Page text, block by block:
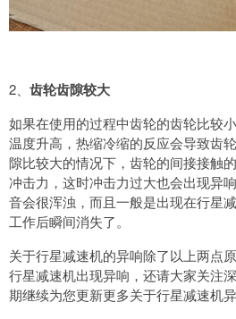
2、 齿轮齿隙较大
如果在使用的过程中齿轮的齿轮比较
温度升高，热缩冷缩的反应会导致齿
隙比较大的情况下，齿轮的间接接触
冲击力，这时冲击力过大也会出现异
音会很浑浊，而且一般是出现在行星
工作后瞬间消失了。
关于行星减速机的异响除了以上两点
行星减速机出现异响，还请大家关注
期继续为您更新更多关于行星减速机异